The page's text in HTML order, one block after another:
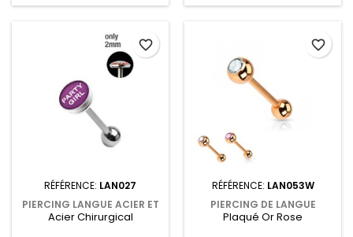
RÉFÉRENCE: LAN027
PIERCING LANGUE ACIER ET
LOGO PARTY GIRL
Acier Chirurgical
favorite_border
RÉFÉRENCE: LAN053W
PIERCING DE LANGUE
PLAQUÉ OR AVEC CRISTAL
Plaqué Or Rose
favorite_border